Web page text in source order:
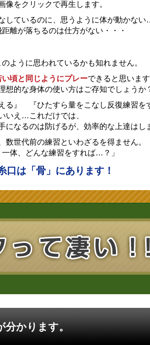
像をクリックで再生します。
しているのに、思うように体が動かな
離が落ちるのは仕方がない・・・
ように思われているかも知れません。
い頃と同じようにプレーできると思いま
想的な身体の使い方はご存知でしょうか
る』 『ひたすら量をこなし反復練習を
いえ…これだけでは、
になるのは防げるが、効率的な上達はし
数世代前の練習といわざるを得ません。
一体、どんな練習をすれば…？」
口は「骨」にあります！
かります。